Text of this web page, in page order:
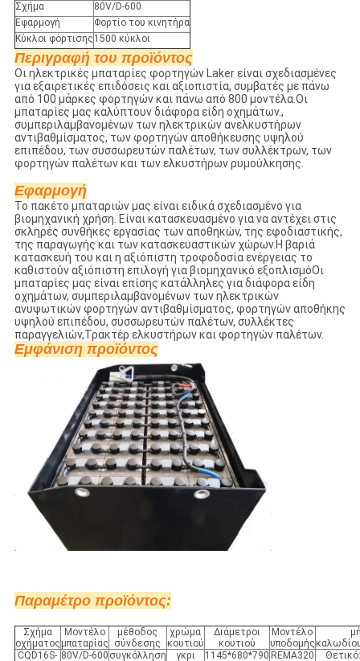
Σχήμα
80V/D-600
Εφαρμογή
Φορτίο του κινητήρα
Κύκλοι φόρτισης 1500 κύκλοι
Περιγραφή του προϊόντος
Οι ηλεκτρικές μπαταρίες φορτηγών Laker είναι σχεδιασμένες
για εξαιρετικές επιδόσεις και αξιοπιστία, συμβατές με πάνω
από 100 μάρκες φορτηγών και πάνω από 800 μοντέλα.Οι
μπαταρίες μας καλύπτουν διάφορα είδη οχημάτων.,
συμπεριλαμβανομένων των ηλεκτρικών ανελκυστήρων
αντιβαθμίσματος, των φορτηγών αποθήκευσης υψηλού
επιπέδου, των συσσωρευτών παλέτων, των συλλέκτρων, των
φορτηγών παλέτων και των ελκυστήρων ρυμούλκησης.
Εφαρμογή
Το πακέτο μπαταριών μας είναι ειδικά σχεδιασμένο για
βιομηχανική χρήση. Είναι κατασκευασμένο για να αντέχει στις
σκληρές συνθήκες εργασίας των αποθηκών, της εφοδιαστικής,
της παραγωγής και των κατασκευαστικών χώρων.Η βαριά
κατασκευή του και η αξιόπιστη τροφοδοσία ενέργειας το
καθιστούν αξιόπιστη επιλογή για βιομηχανικό εξοπλισμόΟι
μπαταρίες μας είναι επίσης κατάλληλες για διάφορα είδη
οχημάτων, συμπεριλαμβανομένων των ηλεκτρικών
ανυψωτικών φορτηγών αντιβαθμίσματος, φορτηγών αποθήκης
υψηλού επιπέδου, συσσωρευτών παλέτων, συλλέκτες
παραγγελιών,Τρακτέρ ελκυστήρων και φορτηγών παλέτων.
Εμφάνιση προϊόντος
Παραμέτρο προϊόντος:
Σχήμα
οχήματος
Μοντέλο
μπαταρίας
μέθοδος
σύνδεσης
χρώμα
κουτιού
Διάμετροι
κουτιού
Μοντέλο
υποδομής
CQD16S- 80V/D-600 συγκόλληση γκρι 1145*680*790 REMA320